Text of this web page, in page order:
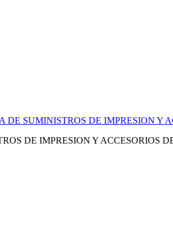
DE SUMINISTROS DE IMPRESION Y
DE IMPRESION Y ACCESORIOS